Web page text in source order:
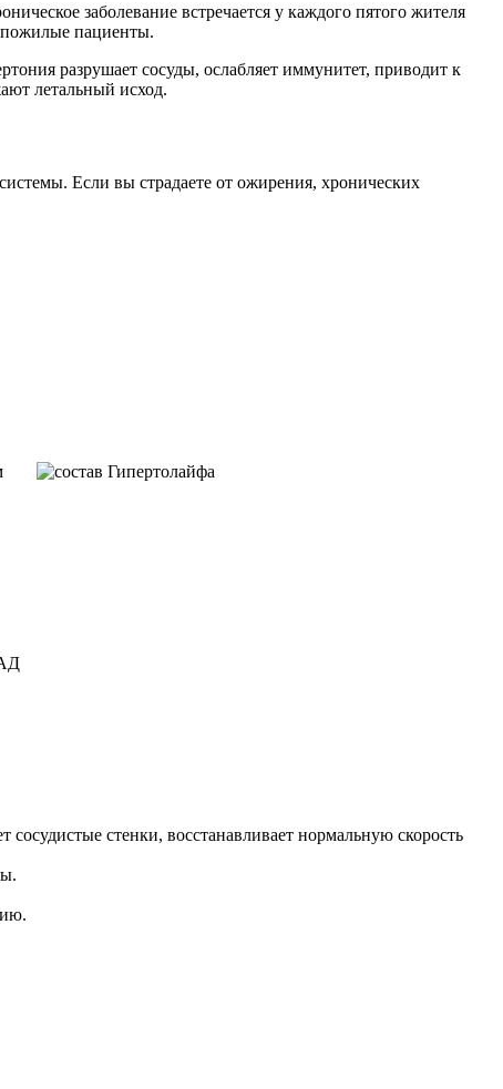
заболевание встречается у каждого пятого жителя
пожилые пациенты.
разрушает сосуды, ослабляет иммунитет, приводит к
летальный исход.
Если вы страдаете от ожирения, хронических
стенки, восстанавливает нормальную скорость